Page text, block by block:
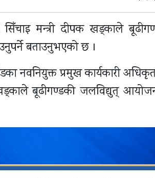
मन्त्री दीपक खड्काले
बताउनुभएको छ ।
नवनियुक्त प्रमुख कार्यकारी
बूढीगण्डकी जलविद्युत्